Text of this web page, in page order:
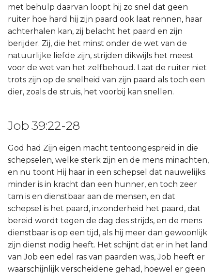
met behulp daarvan loopt hij zo snel dat geen
ruiter hoe hard hij zijn paard ook laat rennen, haar
achterhalen kan, zij belacht het paard en zijn
berijder. Zij, die het minst onder de wet van de
natuurlijke liefde zijn, strijden dikwijls het meest
voor de wet van het zelfbehoud. Laat de ruiter niet
trots zijn op de snelheid van zijn paard als toch een
dier, zoals de struis, het voorbij kan snellen.
Job 39:22-28
God had Zijn eigen macht tentoongespreid in die
schepselen, welke sterk zijn en de mens minachten,
en nu toont Hij haar in een schepsel dat nauwelijks
minder is in kracht dan een hunner, en toch zeer
tam is en dienstbaar aan de mensen, en dat
schepsel is het paard, inzonderheid het paard, dat
bereid wordt tegen de dag des strijds, en de mens
dienstbaar is op een tijd, als hij meer dan gewoonlijk
zijn dienst nodig heeft. Het schijnt dat er in het land
van Job een edel ras van paarden was, Job heeft er
waarschijnlijk verscheidene gehad, hoewel er geen